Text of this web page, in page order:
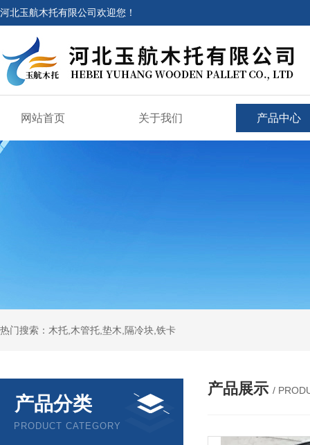
河北玉航木托有限公司欢迎您！
网站首页 关于我们 产品中心
热门搜索：木托,木管托,垫木,隔冷块,铁卡
产品分类
PRODUCT CATEGORY
产品展示 /